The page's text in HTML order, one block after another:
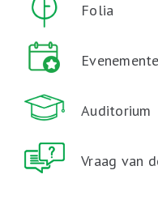
Folia
Auditorium
Vraag van